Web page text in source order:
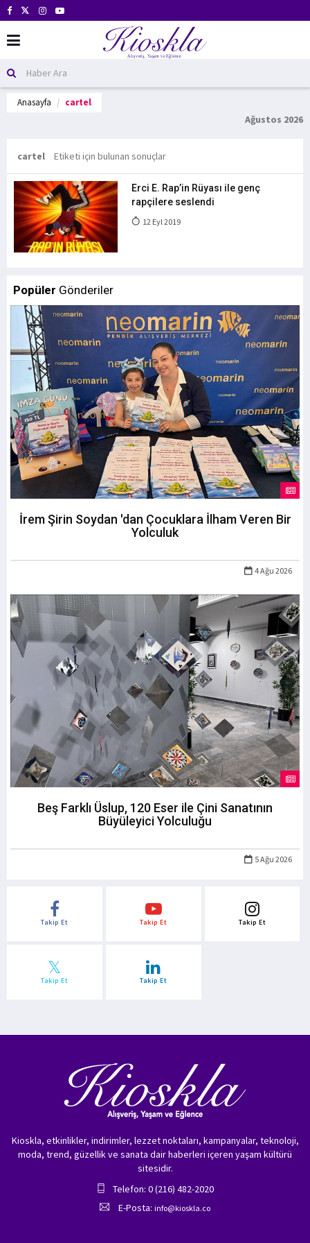
Anasayfa cartel
Ağustos 2026
cartel Etiketi için bulunan sonuçlar
Erci E. Rap’in Rüyası ile genç
rapçilere seslendi
12 Eyl 2019
Popüler Gönderiler
İrem Şirin Soydan 'dan Çocuklara İlham Veren Bir
Yolculuk
4 Ağu 2026
Beş Farklı Üslup, 120 Eser ile Çini Sanatının
Büyüleyici Yolculuğu
5 Ağu 2026
Takip Et Takip Et Takip Et
Takip Et Takip Et
Kioskla, etkinlikler, indirimler, lezzet noktaları, kampanyalar, teknoloji,
moda, trend, güzellik ve sanata dair haberleri içeren yaşam kültürü
sitesidir.
Telefon: 0 (216) 482-2020
E-Posta: info@kioskla.co